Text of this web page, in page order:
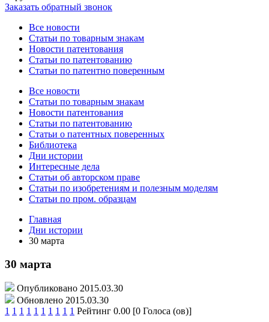
Заказать обратный звонок
Все новости
Статьи по товарным знакам
Новости патентования
Статьи по патентованию
Статьи по патентно поверенным
Все новости
Статьи по товарным знакам
Новости патентования
Статьи по патентованию
Статьи о патентных поверенных
Библиотека
Дни истории
Интересные дела
Статьи об авторском праве
Статьи по изобретениям и полезным моделям
Статьи по пром. образцам
Главная
Дни истории
30 марта
30 марта
Опубликовано 2015.03.30
Обновлено 2015.03.30
1 1 1 1 1 1 1 1 1 1 Рейтинг 0.00 [0 Голоса (ов)]